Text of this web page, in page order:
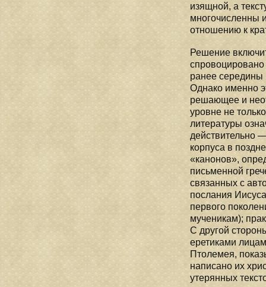
изящной, а
многочисленны
отношению к
Решение
спровоцировано
ранее середины
Однако именно
решающее и
уровне не
литературы
действительно
корпуса в
«канонов»,
письменной
связанных с
послания
первого
мученикам);
С другой
еретиками
Птолемея,
написано их
утерянных